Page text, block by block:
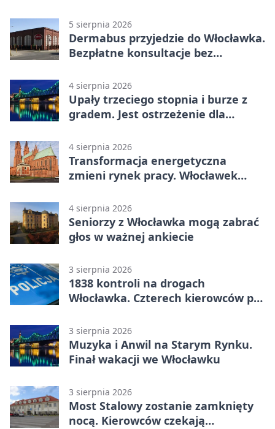
5 sierpnia 2026
Dermabus przyjedzie do Włocławka.
Bezpłatne konsultacje bez
4 sierpnia 2026
Upały trzeciego stopnia i burze z
gradem. Jest ostrzeżenie dla
4 sierpnia 2026
Transformacja energetyczna
zmieni rynek pracy. Włocławek
4 sierpnia 2026
Seniorzy z Włocławka mogą zabrać
głos w ważnej ankiecie
3 sierpnia 2026
1838 kontroli na drogach
Włocławka. Czterech kierowców po
3 sierpnia 2026
Muzyka i Anwil na Starym Rynku.
Finał wakacji we Włocławku
3 sierpnia 2026
Most Stalowy zostanie zamknięty
nocą. Kierowców czekają